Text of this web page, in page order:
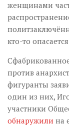
женщинами
кто-то
против
фигуранты
один из них,
участники
обнаружили на